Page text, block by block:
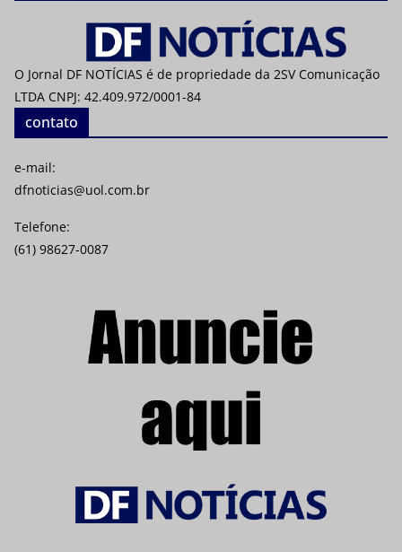
O Jornal DF NOTÍCIAS é de propriedade da 2SV Comunicação
LTDA CNPJ: 42.409.972/0001-84
contato
e-mail:
dfnoticias@uol.com.br
Telefone:
(61) 98627-0087